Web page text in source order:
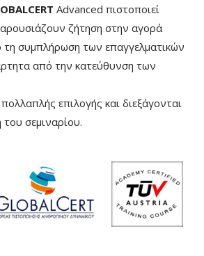
Advanced πιστοποιεί
ζήτηση στην αγορά
τη συμπλήρωση των επαγγελματικών
από την κατεύθυνση των
πολλαπλής επιλογής και διεξάγονται
σεμιναρίου.